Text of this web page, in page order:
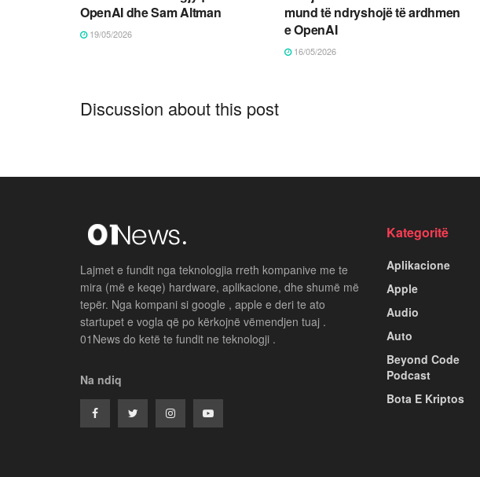
OpenAI dhe Sam Altman
19/05/2026
mund të ndryshojë të ardhmen
e OpenAI
16/05/2026
Discussion about this post
Lajmet e fundit nga teknologjia rreth kompanive me te
mira (më e keqe) hardware, aplikacione, dhe shumë më
tepër. Nga kompani si google , apple e deri te ato
startupet e vogla që po kërkojnë vëmendjen tuaj .
01News do ketë te fundit ne teknologji .
Na ndiq
Kategoritë
Aplikacione
Apple
Audio
Auto
Beyond Code
Podcast
Bota E Kriptos